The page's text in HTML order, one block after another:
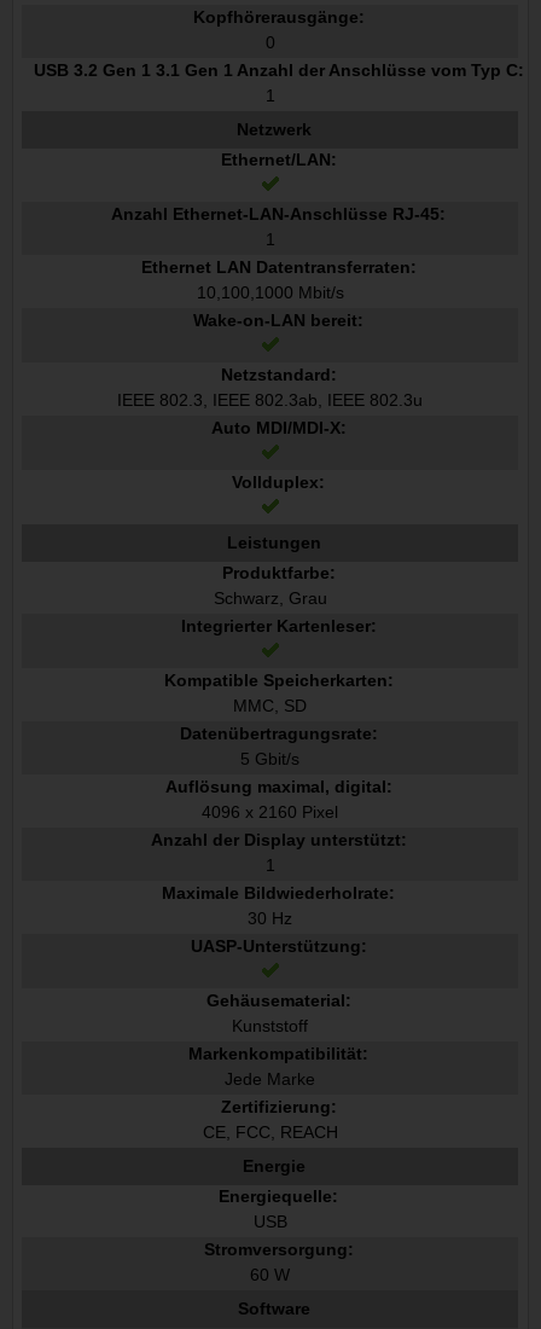
Kopfhörerausgänge:
0
USB 3.2 Gen 1 3.1 Gen 1 Anzahl der Anschlüsse vom Typ C:
1
Netzwerk
Ethernet/LAN:
Anzahl Ethernet-LAN-Anschlüsse RJ-45:
1
Ethernet LAN Datentransferraten:
10,100,1000 Mbit/s
Wake-on-LAN bereit:
Netzstandard:
IEEE 802.3, IEEE 802.3ab, IEEE 802.3u
Auto MDI/MDI-X:
Vollduplex:
Leistungen
Produktfarbe:
Schwarz, Grau
Integrierter Kartenleser:
Kompatible Speicherkarten:
MMC, SD
Datenübertragungsrate:
5 Gbit/s
Auflösung maximal, digital:
4096 x 2160 Pixel
Anzahl der Display unterstützt:
1
Maximale Bildwiederholrate:
30 Hz
UASP-Unterstützung:
Gehäusematerial:
Kunststoff
Markenkompatibilität:
Jede Marke
Zertifizierung:
CE, FCC, REACH
Energie
Energiequelle:
USB
Stromversorgung:
60 W
Software